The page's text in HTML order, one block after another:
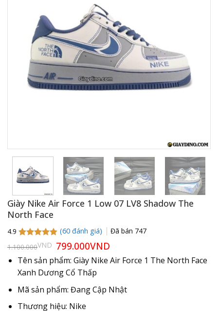
Giày Nike Air Force 1 Low 07 LV8 Shadow The
North Face
4.9
4.9trên 5
dựa trên
60
đánh giá
(60đánh giá) Đã bán 747
1.100.000VND Giá
gốc
là:
1.100.000VND.
799.000VND
tại
là:
Tên sản phẩm: Giày Nike Air Force 1 The North Face
Xanh Dương Cổ Thấp
Mã sản phẩm: Đang Cập Nhật
Thương hiệu: Nike